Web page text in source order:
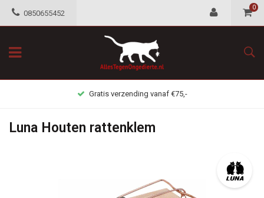
0850655452
0
Gratis verzending vanaf €75,-
Luna Houten rattenklem